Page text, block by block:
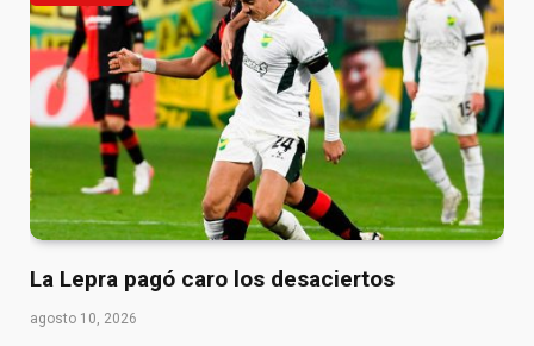
La Lepra pagó caro los desaciertos
agosto 10, 2026